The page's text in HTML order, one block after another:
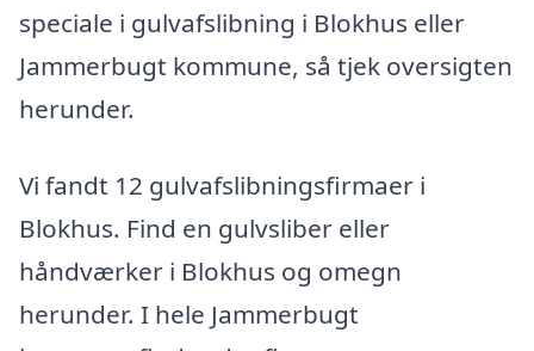
speciale i gulvafslibning i Blokhus eller
Jammerbugt kommune, så tjek oversigten
herunder.
Vi fandt 12 gulvafslibningsfirmaer i
Blokhus. Find en gulvsliber eller
håndværker i Blokhus og omegn
herunder. I hele Jammerbugt